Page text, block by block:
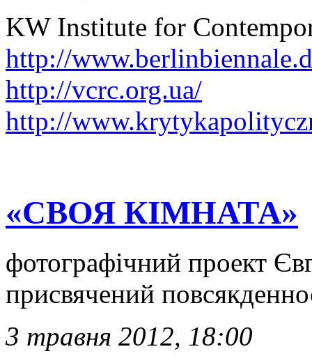
KW Institute for
http://
http://vcrc.org.ua/
http://
«СВОЯ КІМНАТА»
фотографічний проект
присвячений
3 травня 2012, 18:00